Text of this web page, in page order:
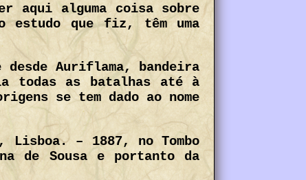
aqui alguma coisa sobre
estudo que fiz, têm uma
Auriflama, bandeira
todas as batalhas até à
se tem dado ao nome
Lisboa. – 1887, no Tombo
de Sousa e portanto da